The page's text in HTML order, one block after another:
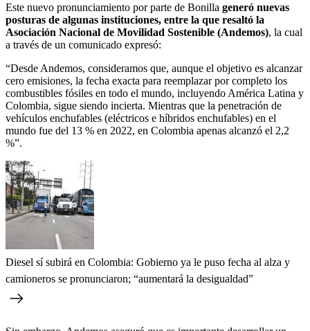
Este nuevo pronunciamiento por parte de Bonilla generó nuevas
posturas de algunas instituciones, entre la que resaltó la
Asociación Nacional de Movilidad Sostenible (Andemos), la cual
a través de un comunicado expresó:
“Desde Andemos, consideramos que, aunque el objetivo es alcanzar
cero emisiones, la fecha exacta para reemplazar por completo los
combustibles fósiles en todo el mundo, incluyendo América Latina y
Colombia, sigue siendo incierta. Mientras que la penetración de
vehículos enchufables (eléctricos e híbridos enchufables) en el
mundo fue del 13 % en 2022, en Colombia apenas alcanzó el 2,2
%”.
Diesel sí subirá en Colombia: Gobierno ya le puso fecha al alza y
camioneros se pronunciaron; “aumentará la desigualdad”